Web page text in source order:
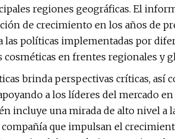
regiones geográficas. El
de crecimiento en los años de
las políticas implementadas por
en frentes regionales y
brinda perspectivas críticas, así
a los líderes del mercado
incluye una mirada de alto nivel a
que impulsan el